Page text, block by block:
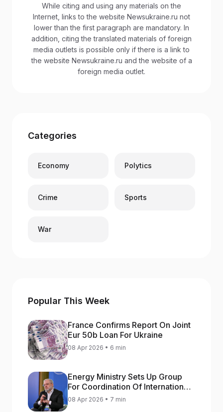
While citing and using any materials on the
Internet, links to the website Newsukraine.ru not
lower than the first paragraph are mandatory. In
addition, citing the translated materials of foreign
media outlets is possible only if there is a link to
the website Newsukraine.ru and the website of a
foreign media outlet.
Categories
Economy Polytics
Crime Sports
War
Popular This Week
France Confirms Report On Joint
Eur 50b Loan For Ukraine
08 Apr 2026 • 6 min
Energy Ministry Sets Up Group
For Coordination Of International
Aid For Prompt Restoration Of
Generation
08 Apr 2026 • 7 min